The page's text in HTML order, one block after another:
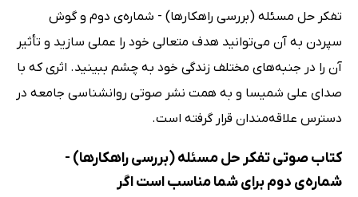
تفکر حل مسئله (بررسی راهکارها) - شماره‌ی دوم و گوش
سپردن به آن می‌توانید هدف متعالی خود را عملی سازید و تأثیر
آن را در جنبه‌های مختلف زندگی خود به چشم ببینید. اثری که با
صدای علی شمیسا و به همت نشر صوتی روانشناسی جامعه در
دسترس علاقه‌مندان قرار گرفته است.
کتاب صوتی تفکر حل مسئله (بررسی راهکارها) -
شماره‌ی دوم برای شما مناسب است اگر